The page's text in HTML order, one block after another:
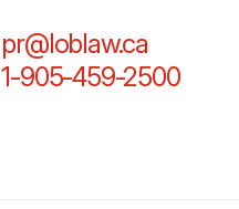
pr@loblaw.ca
1-905-459-2500(Il